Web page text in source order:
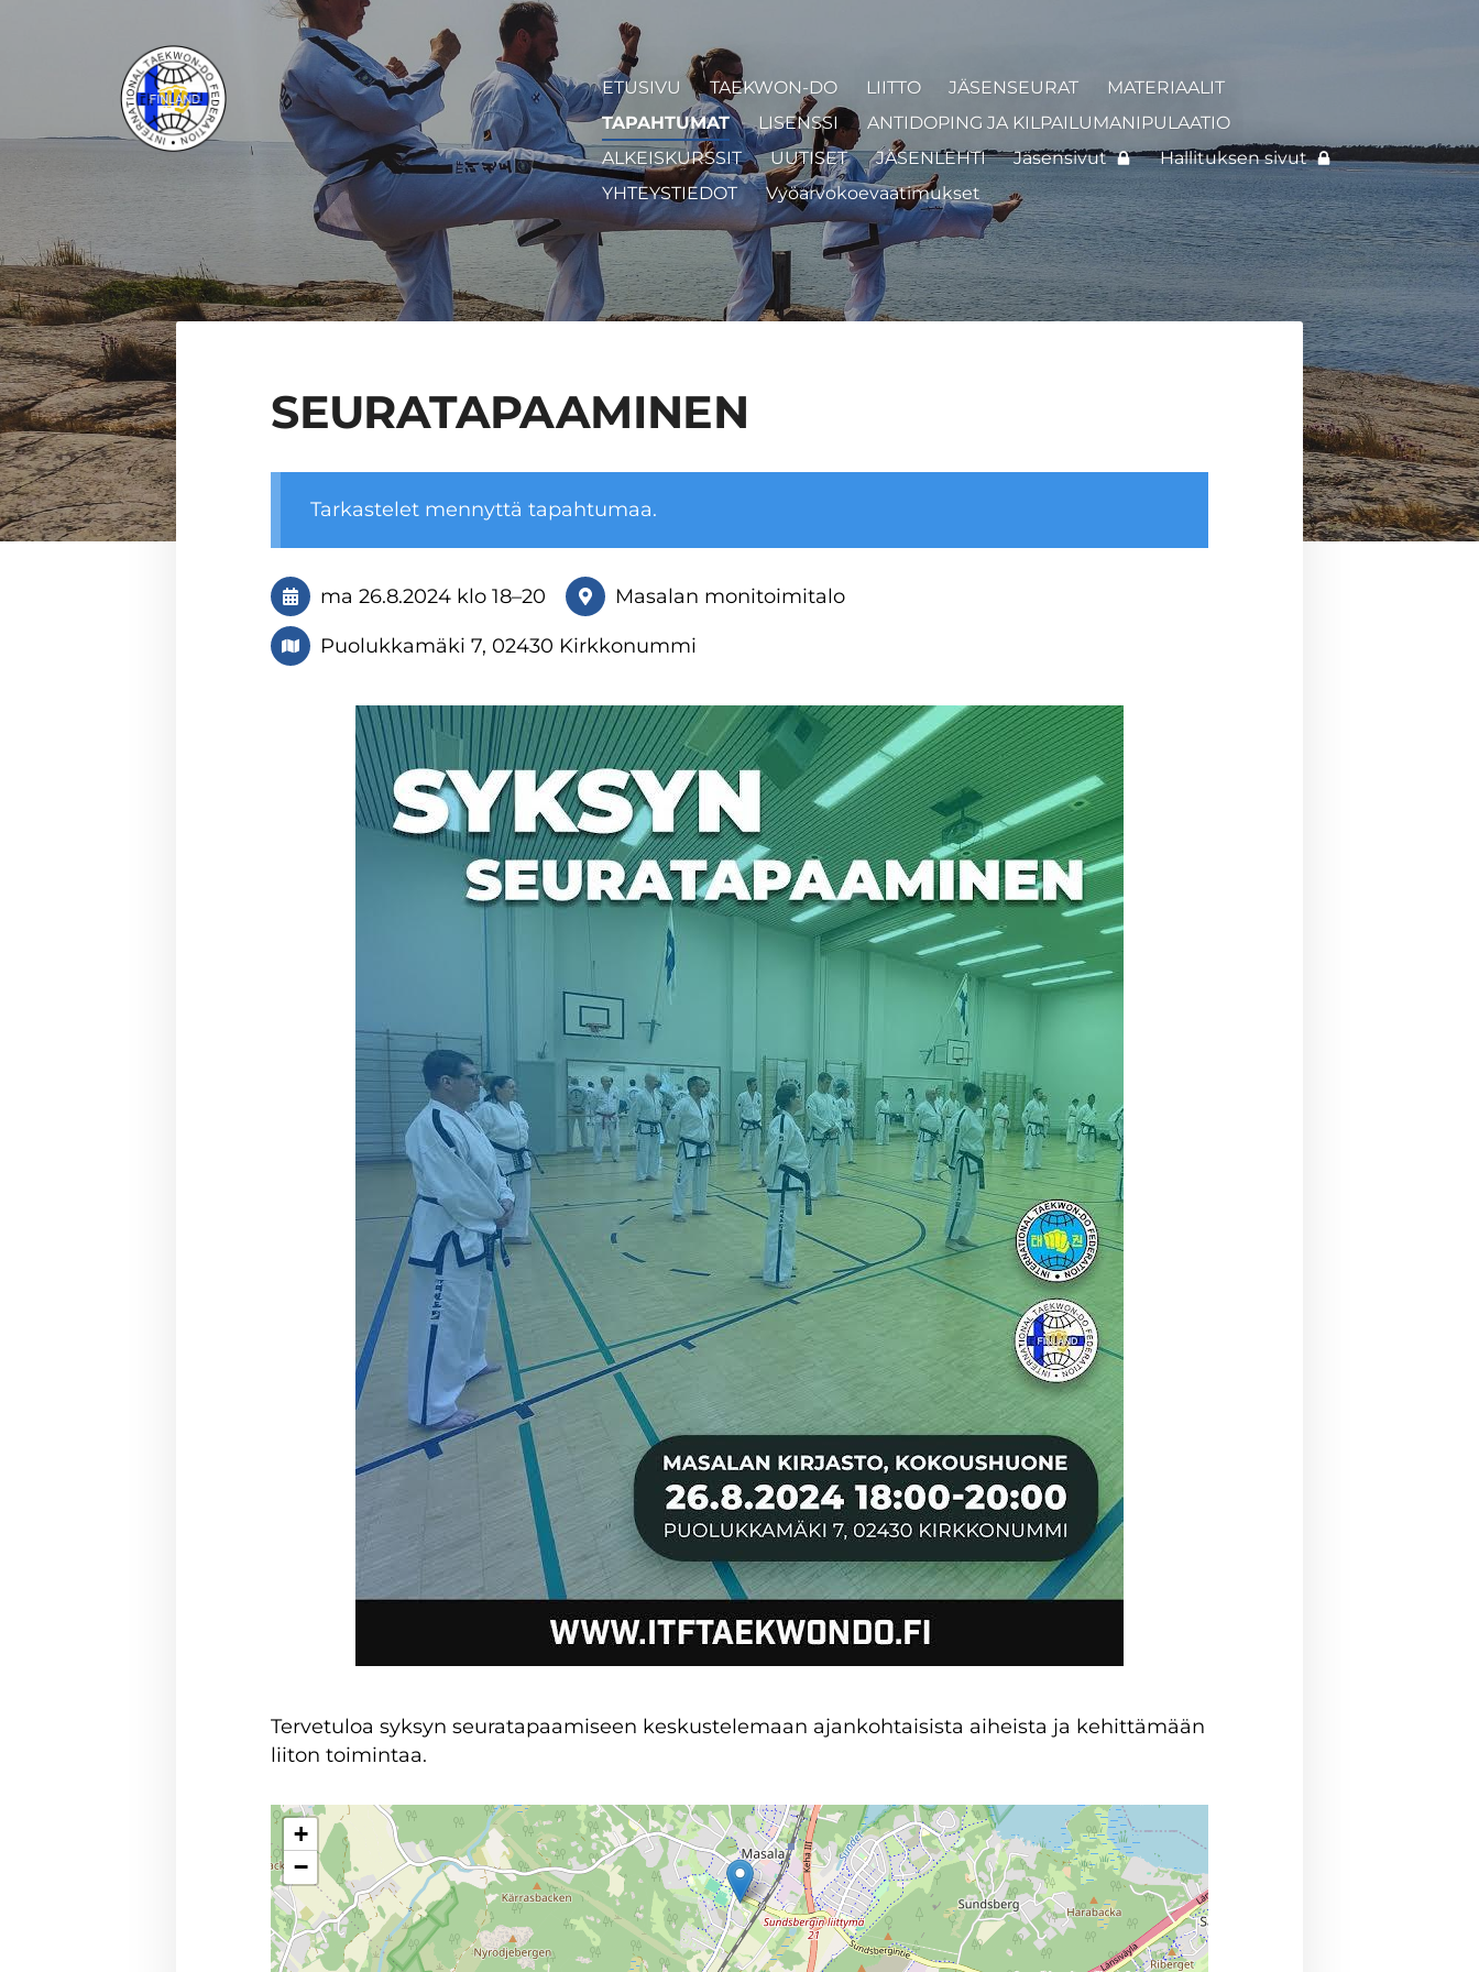
ITF Taekwon-do Liitto ry
ETUSIVU TAEKWON-DO LIITTO JÄSENSEURAT
MATERIAALIT
TAPAHTUMAT
LISENSSI
ANTIDOPING JA KILPAILUMANIPULAATIO
ALKEISKURSSIT
UUTISET JÄSENLEHTI Jäsensivut
Hallituksen sivut
YHTEYSTIEDOT
Vyöarvokoevaatimukset
SEURATAPAAMINEN
Tarkastelet mennyttä tapahtumaa.
ma 26.8.2024 klo 18–20 Masalan monitoimitalo
Puolukkamäki 7, 02430 Kirkkonummi
Tervetuloa syksyn seuratapaamiseen keskustelemaan ajankohtaisista aiheista ja kehittämään
liiton toimintaa.
+
−